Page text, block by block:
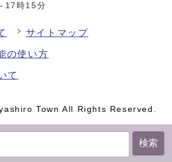
検索
17時15分
サイトマップ
の使い方
て
Town All Rights Reserved.